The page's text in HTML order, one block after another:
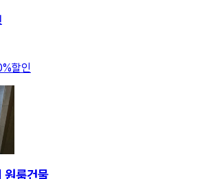
%할인
원룸건물